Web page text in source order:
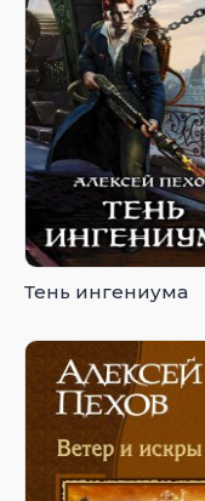
Тень ингениума